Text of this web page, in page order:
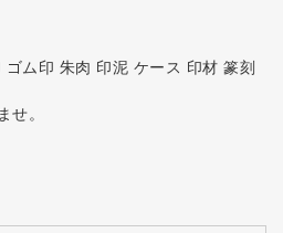
ム印 朱肉 印泥 ケース 印材 篆刻
せ。